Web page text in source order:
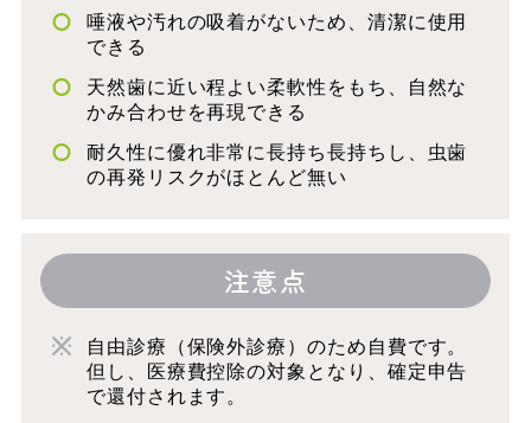
唾液や汚れの吸着がないため、清潔に使用
できる
天然歯に近い程よい柔軟性をもち、自然な
かみ合わせを再現できる
耐久性に優れ非常に長持ち長持ちし、虫歯
の再発リスクがほとんど無い
注意点
自由診療（保険外診療）のため自費です。
但し、医療費控除の対象となり、確定申告
で還付されます。